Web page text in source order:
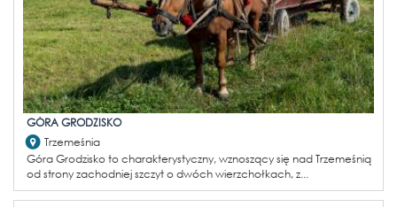
GÓRA GRODZISKO
Trzemeśnia
Góra Grodzisko to charakterystyczny, wznoszący się nad Trzemeśnią
od strony zachodniej szczyt o dwóch wierzchołkach, z...